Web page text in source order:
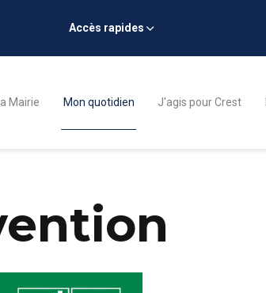
Accès rapides
Mairie Mon quotidien J'agis pour Crest